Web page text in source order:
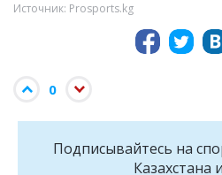
Источник: Prosports.kg
0
Подписывайтесь на
Казахстана